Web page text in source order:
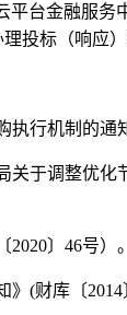
平台金融服务
投标（响应
执行机制的通
于调整优
2020〕 46号）。
》 (财库〔2014